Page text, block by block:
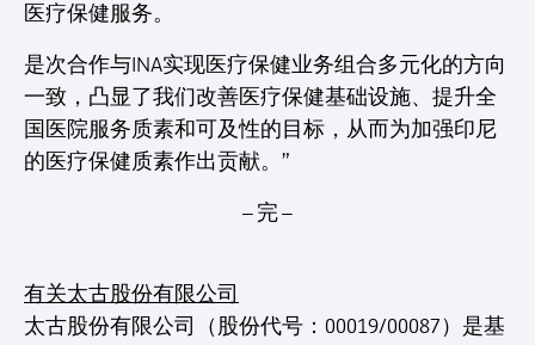
医疗保健服务。
是次合作与INA实现医疗保健业务组合多元化的方向
一致，凸显了我们改善医疗保健基础设施、提升全
国医院服务质素和可及性的目标，从而为加强印尼
的医疗保健质素作出贡献。”
– 完 –
有关太古股份有限公司
太古股份有限公司（股份代号：00019/00087）是基